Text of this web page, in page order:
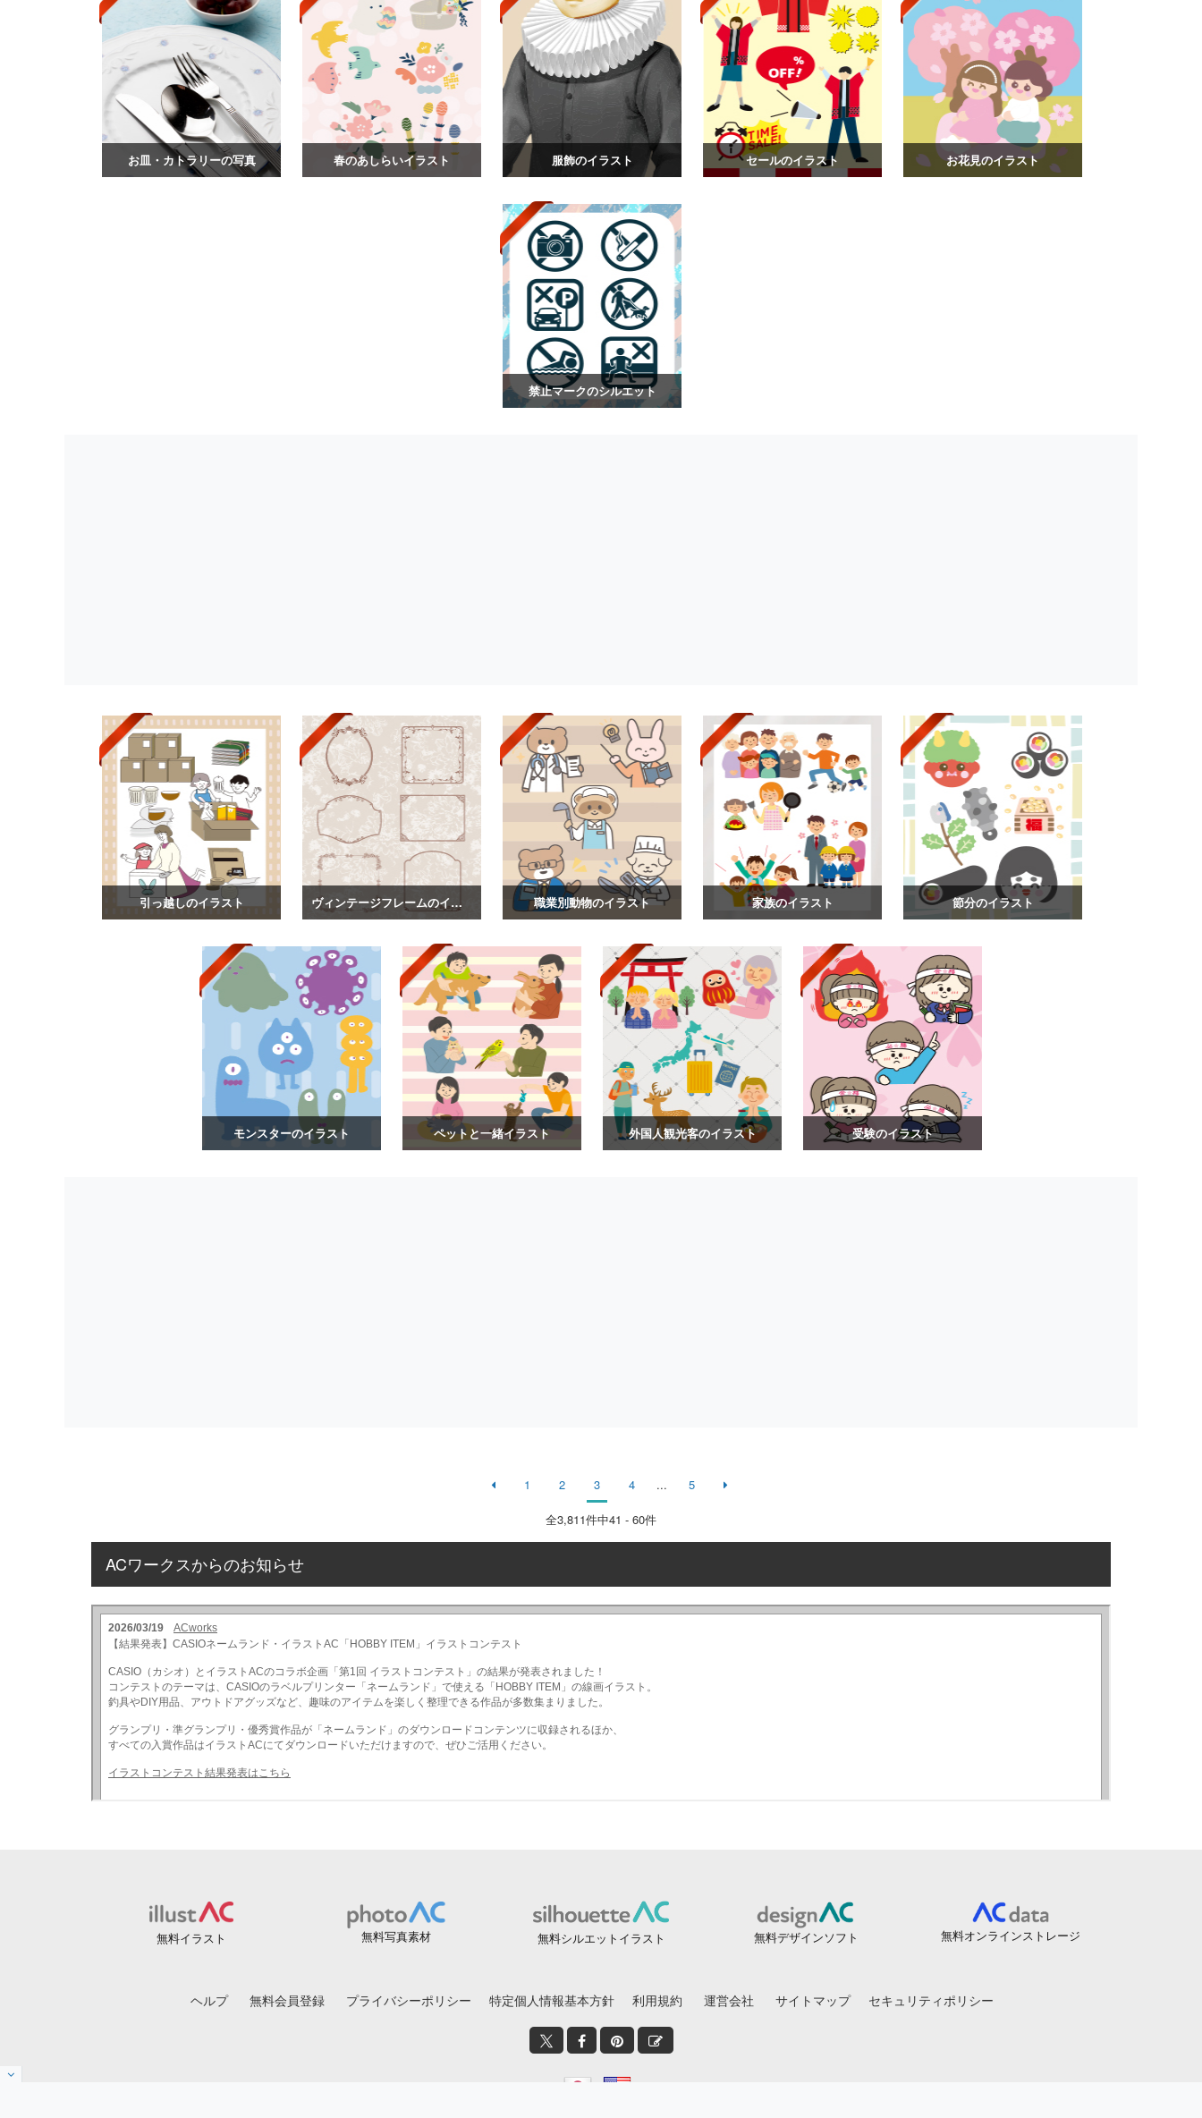
お皿・カトラリーの写真 春のあしらいイラスト 服飾のイラスト セールのイラスト お花見のイラスト
禁止マークのシルエット
引っ越しのイラスト ヴィンテージフレームのイラスト 職業別動物のイラスト 家族のイラスト 節分のイラスト
モンスターのイラスト ペットと一緒イラスト 外国人観光客のイラスト 受験のイラスト
1 2 3 4 ... 5
全3,811件中41 - 60件
ACワークスからのお知らせ
無料イラスト 無料写真素材 無料シルエットイラスト 無料デザインソフト 無料オンラインストレージ
ヘルプ 無料会員登録 プライバシーポリシー 特定個人情報基本方針 利用規約 運営会社 サイトマップ セキュリティポリシー